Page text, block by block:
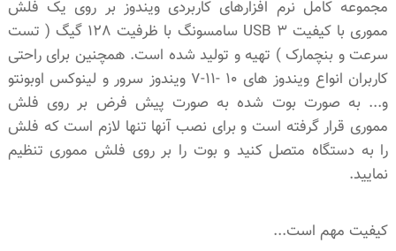
مجموعه کامل نرم افزارهای کاربردی ویندوز بر روی یک فلش
مموری با کیفیت USB 3 سامسونگ با ظرفیت 128 گیگ ( تست
سرعت و بنچمارک ) تهیه و تولید شده است. همچنین برای راحتی
کاربران انواع ویندوز های 10 -11-7 ویندوز سرور و لینوکس اوبونتو
و... به صورت بوت شده به صورت پیش فرض بر روی فلش
مموری قرار گرفته است و برای نصب آنها تنها لازم است که فلش
را به دستگاه متصل کنید و بوت را بر روی فلش مموری تنظیم
نمایید.
کیفیت مهم است...